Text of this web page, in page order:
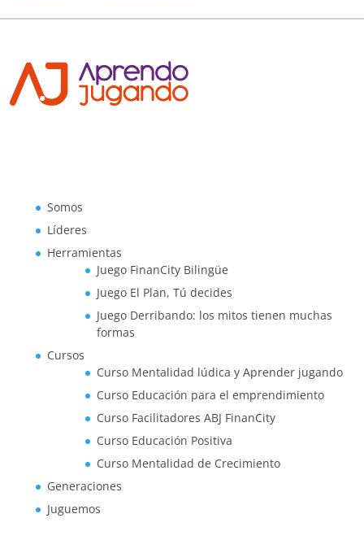
Somos
Líderes
Herramientas
Juego FinanCity Bilingüe
Juego El Plan, Tú decides
Juego Derribando: los mitos tienen muchas
formas
Cursos
Curso Mentalidad lúdica y Aprender jugando
Curso Educación para el emprendimiento
Curso Facilitadores ABJ FinanCity
Curso Educación Positiva
Curso Mentalidad de Crecimiento
Generaciones
Juguemos